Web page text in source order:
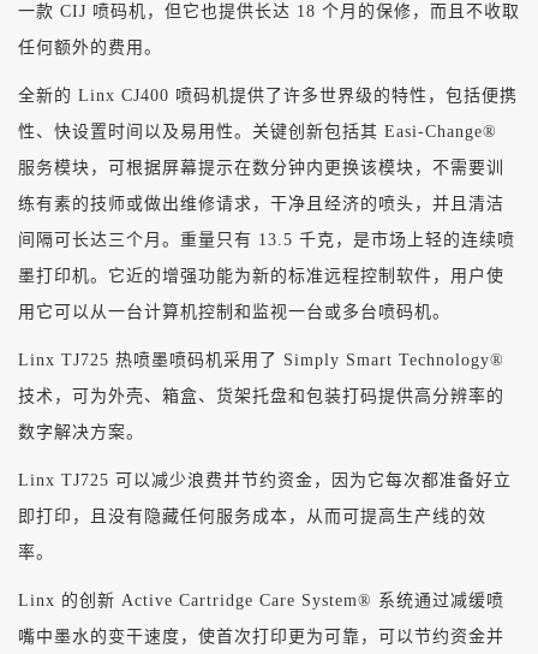
一款 CIJ 喷码机，但它也提供长达 18 个月的保修，而且不收取
任何额外的费用。
全新的 Linx CJ400 喷码机提供了许多世界级的特性，包括便携
性、快设置时间以及易用性。关键创新包括其 Easi-Change®
服务模块，可根据屏幕提示在数分钟内更换该模块，不需要训
练有素的技师或做出维修请求，干净且经济的喷头，并且清洁
间隔可长达三个月。重量只有 13.5 千克，是市场上轻的连续喷
墨打印机。它近的增强功能为新的标准远程控制软件，用户使
用它可以从一台计算机控制和监视一台或多台喷码机。
Linx TJ725 热喷墨喷码机采用了 Simply Smart Technology®
技术，可为外壳、箱盒、货架托盘和包装打码提供高分辨率的
数字解决方案。
Linx TJ725 可以减少浪费并节约资金，因为它每次都准备好立
即打印，且没有隐藏任何服务成本，从而可提高生产线的效
率。
Linx 的创新 Active Cartridge Care System® 系统通过减缓喷
嘴中墨水的变干速度，使首次打印更为可靠，可以节约资金并